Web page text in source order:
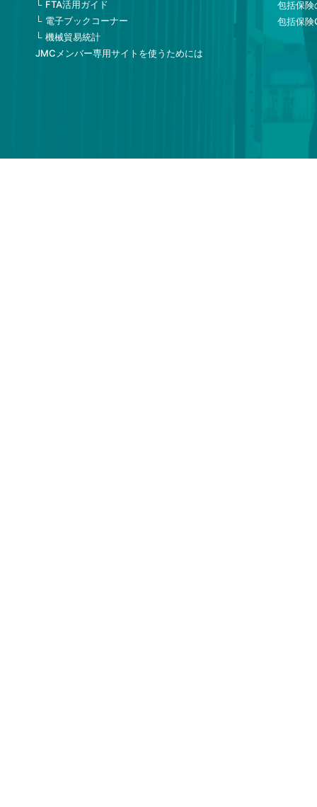
FTA活用ガイド
電子ブックコーナー
機械貿易統計
JMCメンバー専用サイトを使うためには
包括保険
包括保険